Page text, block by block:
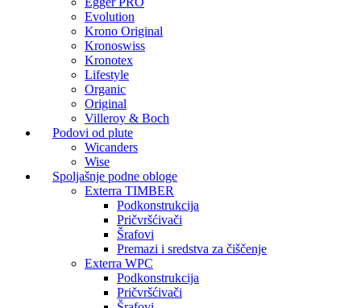
Evolution
Krono Original
Kronoswiss
Kronotex
Lifestyle
Organic
Original
Villeroy & Boch
Podovi od plute
Wicanders
Wise
Spoljašnje podne obloge
Exterra TIMBER
Podkonstrukcija
Pričvršćivači
Šrafovi
Premazi i sredstva za čiščenje
Exterra WPC
Podkonstrukcija
Pričvršćivači